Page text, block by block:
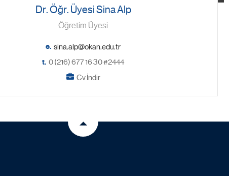
Dr. Öğr. Üyesi Sina Alp
Öğretim Üyesi
e.
t. 0 (216) 677 16 30 #2444
Cv İndir